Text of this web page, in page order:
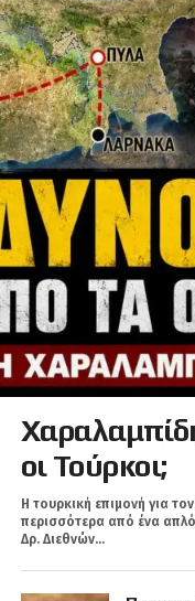
οι Τούρκοι;
Η τουρκική επιμονή για
περισσότερα από ένα
Δρ. Διεθνών...